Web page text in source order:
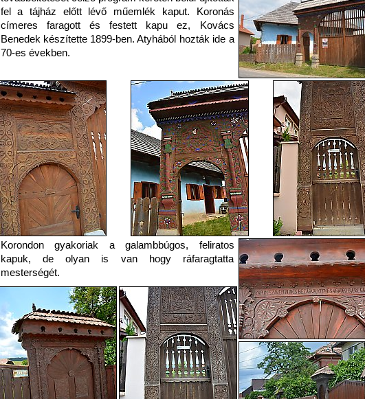
fel a tájház előtt lévő műemlék kaput. Koronás
címeres faragott és festett kapu ez, Kovács
Benedek készítette 1899-ben. Atyhából hozták ide a
70-es években.
Korondon gyakoriak a galambbúgos, feliratos
kapuk, de olyan is van hogy ráfaragtatta
mesterségét.